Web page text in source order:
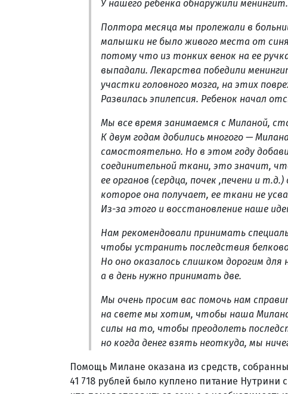
У нашего ребенка обнаружили менингит.
Полтора месяца мы пролежали в
малышки не было живого места от
потому что из тонких венок на ее
выпадали. Лекарства победили
участки головного мозга, на этих
Развилась эпилепсия. Ребенок начал
Мы все время занимаемся с Миланой,
К двум годам добились многого —
самостоятельно. Но в этом году
соединительной ткани, это значит,
ее органов (сердца, почек ,печени и
которое она получает, ее ткани не
Из-за этого и восстановление наше
Нам рекомендовали принимать
чтобы устранить последствия
Но оно оказалось слишком дорогим для
а в день нужно принимать две.
Мы очень просим вас помочь нам
на свете мы хотим, чтобы наша
силы на то, чтобы преодолеть
но когда денег взять неоткуда, мы
Помощь Милане оказана из средств,
41 718 рублей было куплено питание Нутрини